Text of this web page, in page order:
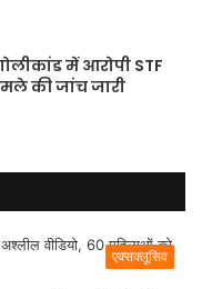
में आरोपी STF
की जांच जारी
एक्सक्लूसिव